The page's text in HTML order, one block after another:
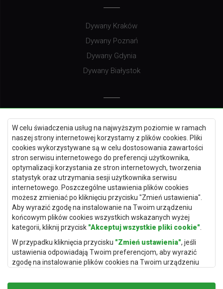
W celu świadczenia usług na najwyższym poziomie w ramach
naszej strony internetowej korzystamy z plików cookies. Pliki
cookies wykorzystywane są w celu dostosowania zawartości
stron serwisu internetowego do preferencji użytkownika,
optymalizacji korzystania ze stron internetowych, tworzenia
statystyk oraz utrzymania sesji użytkownika serwisu
internetowego. Poszczególne ustawienia plików cookies
możesz zmieniać po kliknięciu przycisku "Zmień ustawienia".
Aby wyrazić zgodę na instalowanie na Twoim urządzeniu
końcowym plików cookies wszystkich wskazanych wyżej
kategorii, kliknij przycisk "Akceptuj wszystkie pliki cookie"
W przypadku kliknięcia przycisku "Zmień ustawienia", jeśli
ustawienia odpowiadają Twoim preferencjom, aby wyrazić
zgodę na instalowanie plików cookies na Twoim urządzeniu
"Zapisz i zaakceptuj".
Dywany Kraków
Dywany Poznań
Dywany Gdynia
Dywany Białystok
Dywany Gdańsk
Dywany Toruń
Dywany Bydgoszcz
Dywany Łódź
Dywany Katowice
Dywany Częstochowa